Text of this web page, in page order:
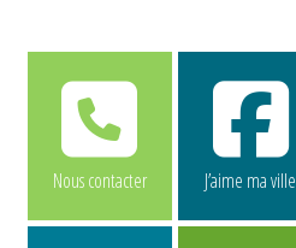
Nous contacter J’aime ma ville